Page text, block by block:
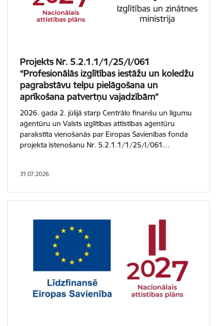
Projekts Nr. 5.2.1.1/1/25/I/061
“Profesionālās izglītības iestāžu un koledžu
pagrabstāvu telpu pielāgošana un
aprīkošana patvertņu vajadzībām”
2026. gada 2. jūlijā starp Centrālo finanšu un līgumu
aģentūru un Valsts izglītības attīstības aģentūru
parakstīta vienošanās par Eiropas Savienības fonda
projekta īstenošanu Nr. 5.2.1.1/1/25/I/061…
31.07.2026.